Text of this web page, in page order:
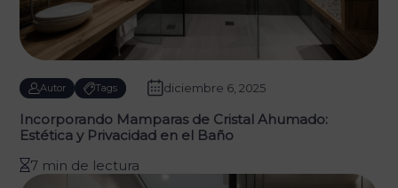
Autor Tags diciembre 6, 2025
Incorporando Mamparas de Cristal Ahumado:
Estética y Privacidad en el Baño
7 min de lectura